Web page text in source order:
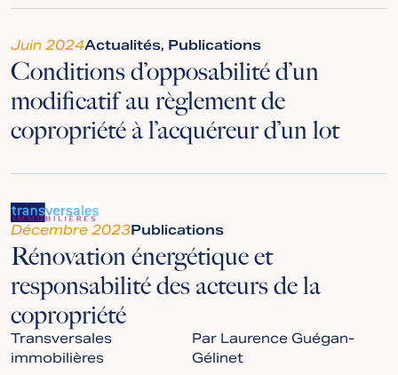
Juin 2024Actualités, Publications
Conditions d’opposabilité d’un
modificatif au règlement de
copropriété à l’acquéreur d’un lot
Décembre 2023Publications
Rénovation énergétique et
responsabilité des acteurs de la
copropriété
Transversales
immobilières
Par Laurence Guégan-
Gélinet